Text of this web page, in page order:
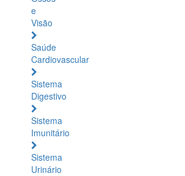
e
Visão
Saúde
Cardiovascular
Sistema
Digestivo
Sistema
Imunitário
Sistema
Urinário